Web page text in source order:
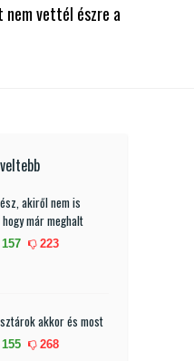
nem vettél észre a
akiről nem is
már meghalt
223
akkor és most
268